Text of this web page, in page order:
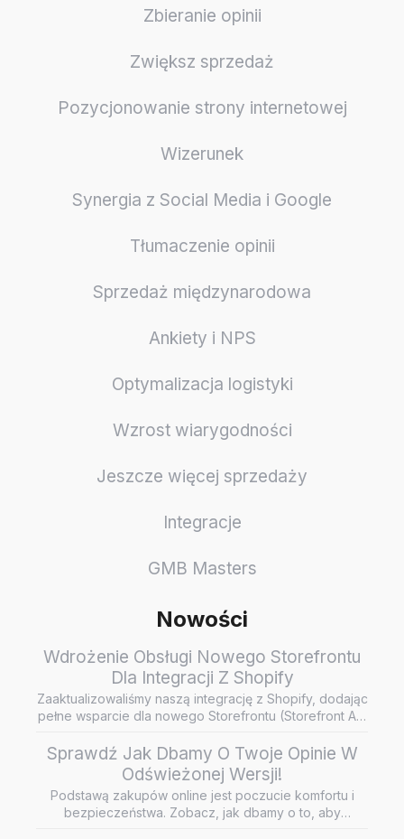
Zbieranie opinii
Zwiększ sprzedaż
Pozycjonowanie strony internetowej
Wizerunek
Synergia z Social Media i Google
Tłumaczenie opinii
Sprzedaż międzynarodowa
Ankiety i NPS
Optymalizacja logistyki
Wzrost wiarygodności
Jeszcze więcej sprzedaży
Integracje
GMB Masters
Nowości
Wdrożenie Obsługi Nowego Storefrontu
Dla Integracji Z Shopify
Zaaktualizowaliśmy naszą integrację z Shopify, dodając
pełne wsparcie dla nowego Storefrontu (Storefront API
Sprawdź Jak Dbamy O Twoje Opinie W
Odświeżonej Wersji!
Podstawą zakupów online jest poczucie komfortu i
bezpieczeństwa. Zobacz, jak dbamy o to, aby